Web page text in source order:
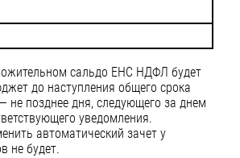
сальдо ЕНС НДФЛ будет
до наступления общего срока
не позднее дня, следующего за днем
уведомления.
автоматический зачет у
не будет.